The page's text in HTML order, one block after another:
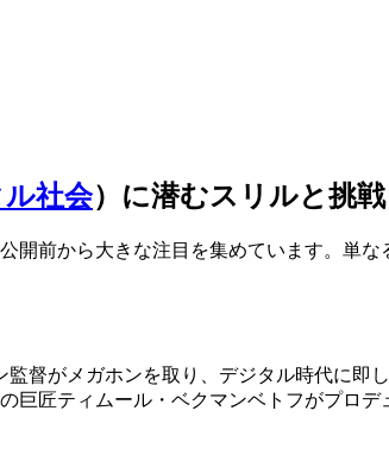
社会） に潜むスリルと挑戦
開前から大きな注目を集めています。単
督がメガホンを取り、デジタル時代に即
の巨匠ティムール・ベクマンベトフがプロ